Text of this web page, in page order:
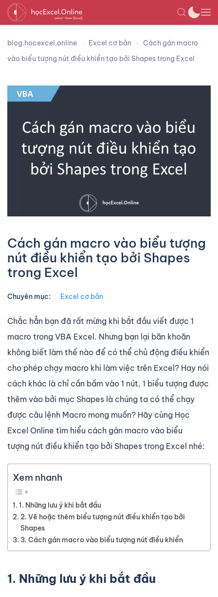
blog.hocexcel.online Excel cơ bản
Cách gán macro
vào biểu tượng nút điều khiển tạo bởi Shapes trong Excel
Cách gán macro vào biểu tượng
nút điều khiển tạo bởi Shapes
trong Excel
Chuyên mục: Excel cơ bản
Chắc hẳn bạn đã rất mừng khi bắt đầu viết được 1
macro trong VBA Excel. Nhưng bạn lại băn khoăn
không biết làm thế nào để có thể chủ động điều khiển
cho phép chạy macro khi làm việc trên Excel? Hay nói
cách khác là chỉ cần bấm vào 1 nút, 1 biểu tượng được
thêm vào bởi mục Shapes là chúng ta có thể chạy
được câu lệnh Macro mong muốn? Hãy cùng Học
Excel Online tìm hiểu cách gán macro vào biểu
tượng nút điều khiển tạo bởi Shapes trong Excel nhé:
Xem nhanh
1. Những lưu ý khi bắt đầu
2. Vẽ hoặc thêm biểu tượng nút điều khiển tạo bởi
Shapes
3. Cách gán macro vào biểu tượng nút điều khiển
1. Những lưu ý khi bắt đầu